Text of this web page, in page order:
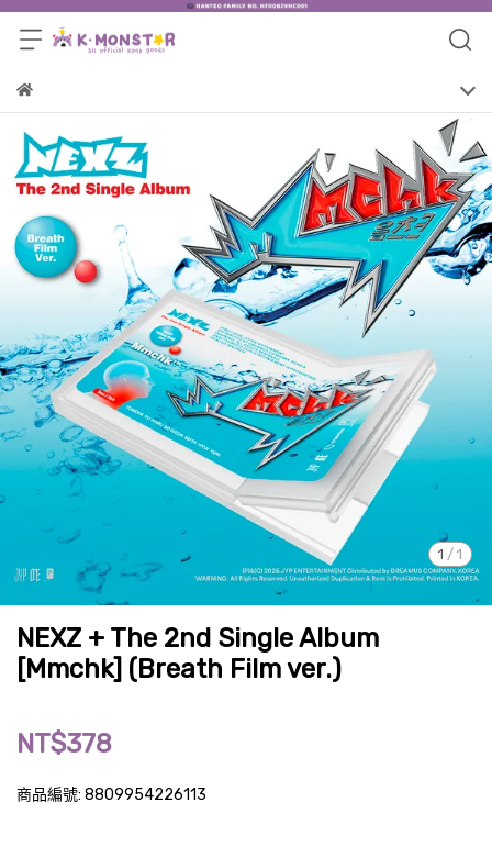
1 / 1
NEXZ + The 2nd Single Album
[Mmchk] (Breath Film ver.)
NT$378
商品編號: 8809954226113